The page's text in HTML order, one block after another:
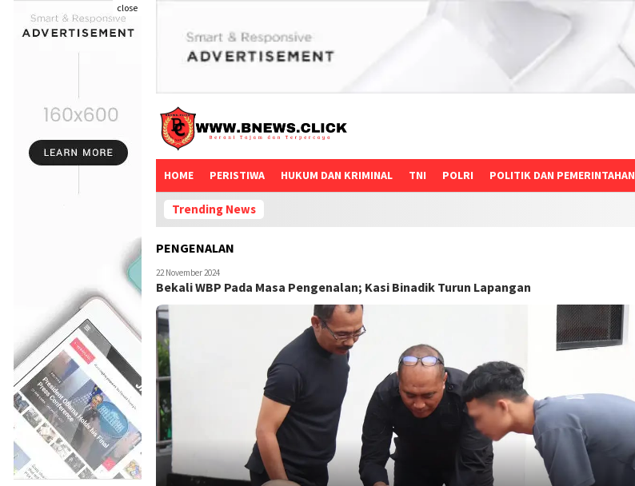
close
HOME PERISTIWA HUKUM DAN KRIMINAL TNI POLRI POLITIK DAN PEMERINTAHAN
Trending News
PENGENALAN
22 November 2024
Bekali WBP Pada Masa Pengenalan; Kasi Binadik Turun Lapangan